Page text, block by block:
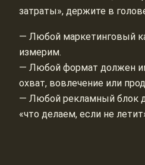
затраты», держите в
— Любой маркетинговый
измерим.
— Любой формат должен
охват, вовлечение или
— Любой рекламный блок
«что делаем, если не